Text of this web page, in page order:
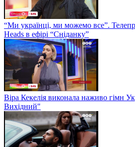
“Ми українці, ми можемо все”.
Heads в ефірі “Сніданку”
Віра Кекелія виконала наживо гімн
Вихідний"